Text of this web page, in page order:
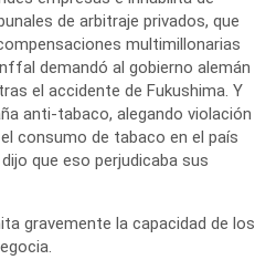
de arbitraje privados, que
multimillonarias
demandó al gobierno alemán
el accidente de Fukushima. Y
anti-tabaco, alegando violación
consumo de tabaco en el país
que eso perjudicaba sus
gravemente la capacidad de los